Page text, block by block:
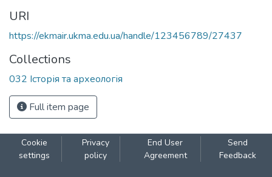
URI
https://ekmair.ukma.edu.ua/handle/123456789/27437
Collections
032 Історія та археологія
Full item page
Cookie
settings
Privacy
policy
End User
Agreement
Send
Feedback